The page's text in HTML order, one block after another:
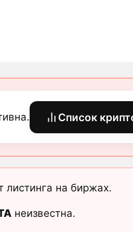
Список
листинга на биржах.
неизвестна.